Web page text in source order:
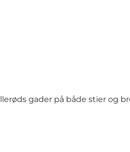
gader på både stier og